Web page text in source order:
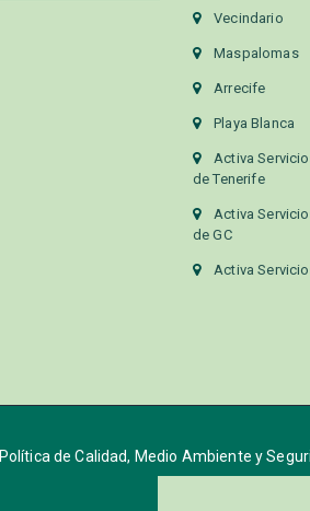
Vecindario
Maspalomas
Arrecife
Playa Blanca
Activa
de Tenerife
Activa
de GC
Activa
Política de Calidad, Medio Ambiente y